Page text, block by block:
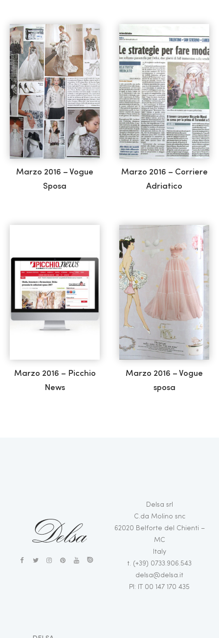
Marzo 2016 – Vogue
Sposa
Marzo 2016 – Corriere
Adriatico
Marzo 2016 – Picchio
News
Marzo 2016 – Vogue
sposa
Delsa srl
C.da Molino snc
62020 Belforte del Chienti –
MC
Italy
t. (+39) 0733.906.543
delsa@delsa.it
PI: IT 00 147 170 435